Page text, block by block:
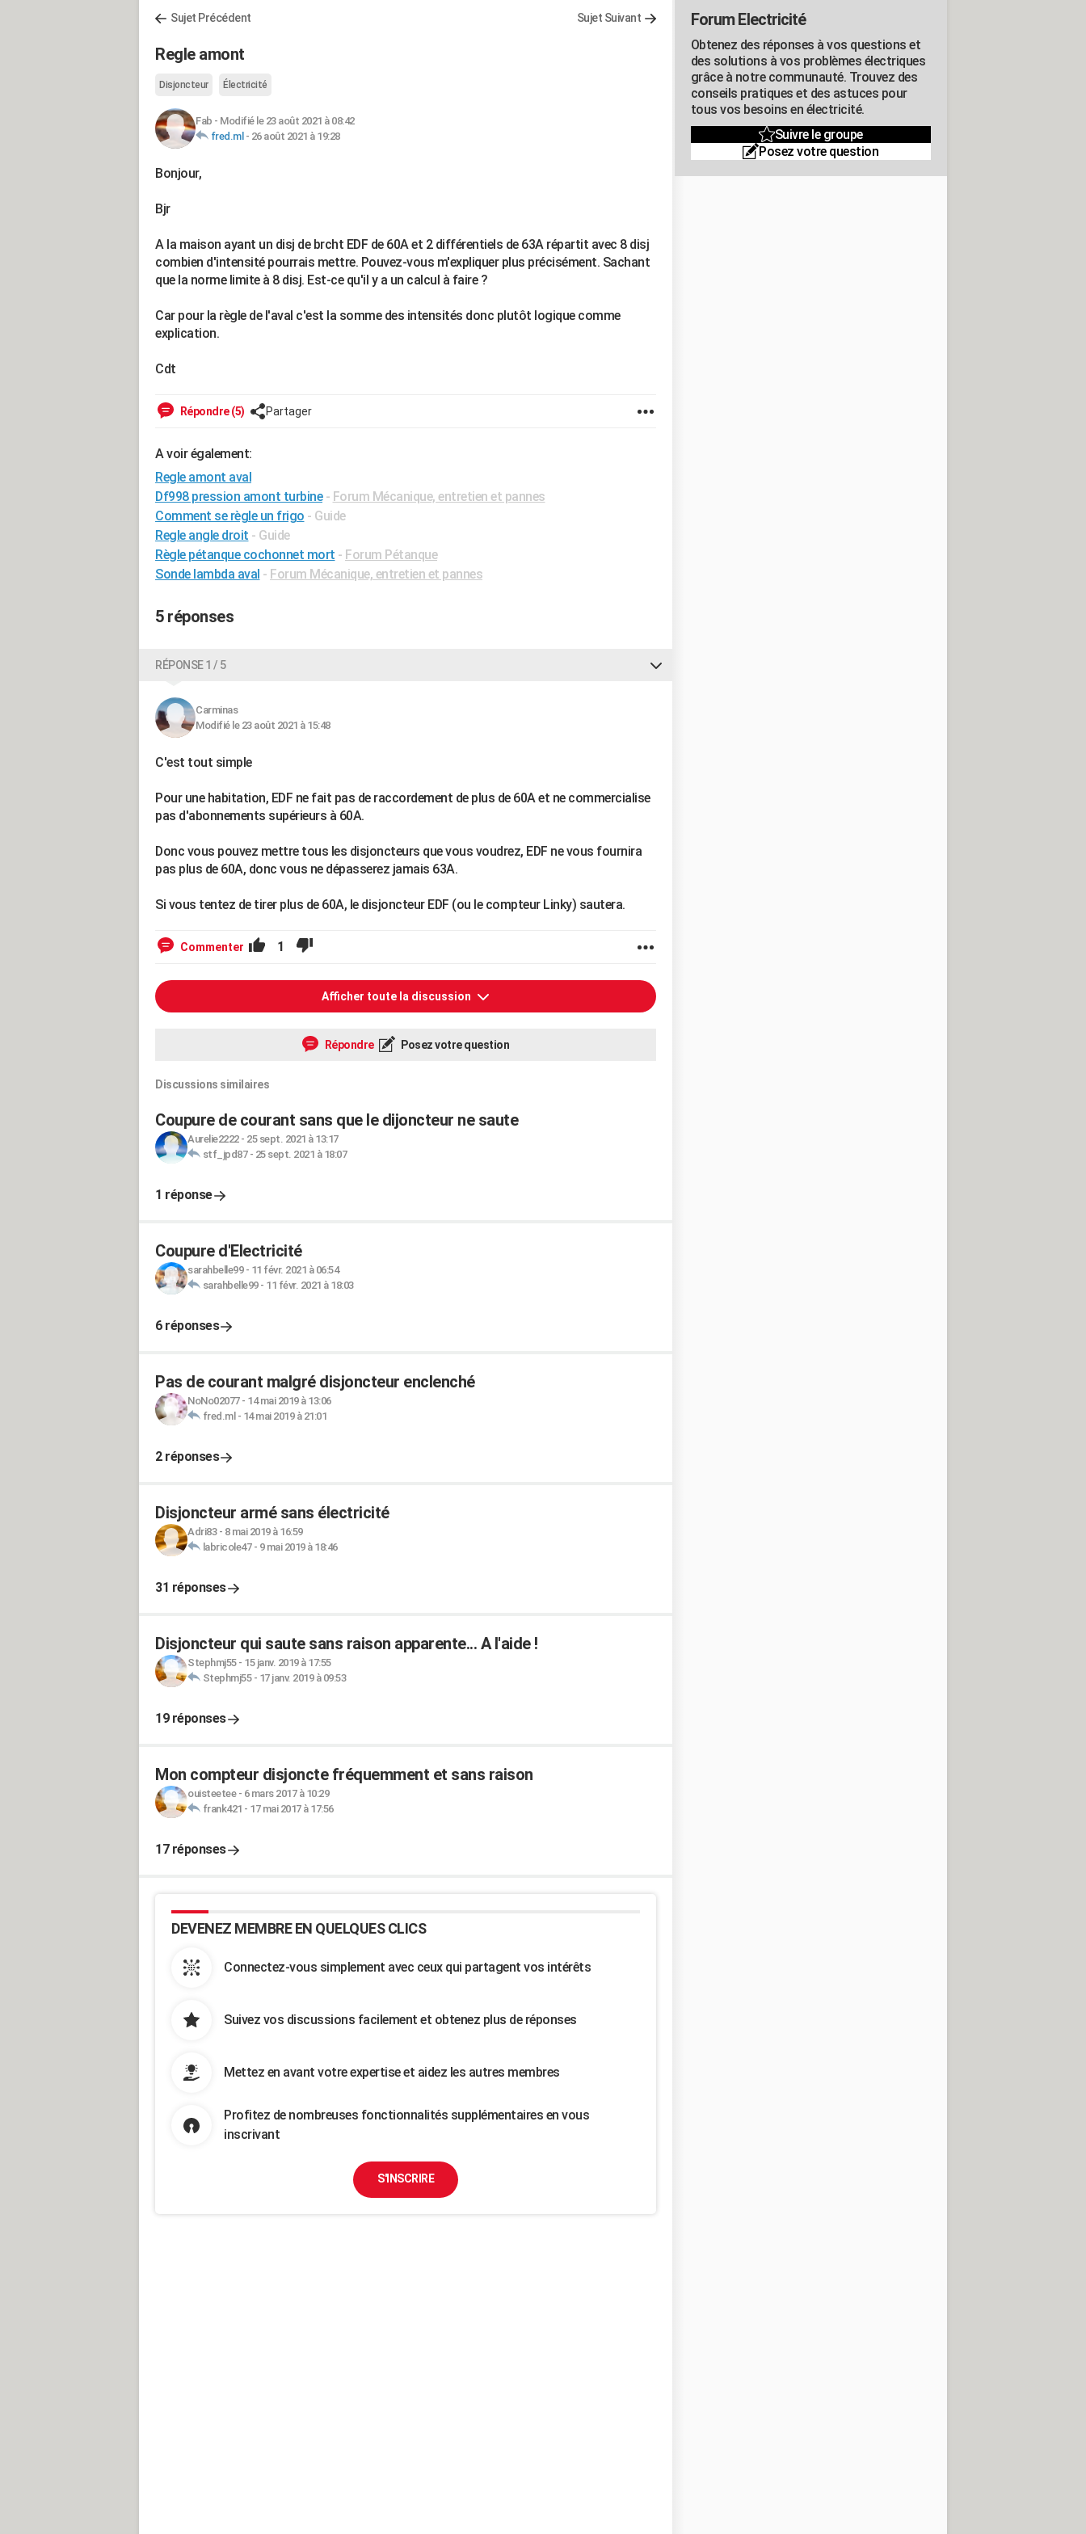
Sujet Précédent Sujet Suivant
Regle amont
Disjoncteur Électricité
Fab - Modifié le 23 août 2021 à 08:42
fred.ml - 26 août 2021 à 19:28
Bonjour,
Bjr
A la maison ayant un disj de brcht EDF de 60A et 2 différentiels de 63A répartit avec 8 disj
combien d'intensité pourrais mettre. Pouvez-vous m'expliquer plus précisément. Sachant
que la norme limite à 8 disj. Est-ce qu'il y a un calcul à faire ?
Car pour la règle de l'aval c'est la somme des intensités donc plutôt logique comme
explication.
Cdt
Répondre (5) Partager
A voir également:
Regle amont aval
Df998 pression amont turbine - Forum Mécanique, entretien et pannes
Comment se règle un frigo - Guide
Regle angle droit - Guide
Règle pétanque cochonnet mort - Forum Pétanque
Sonde lambda aval - Forum Mécanique, entretien et pannes
5 réponses
RÉPONSE 1 / 5
Carminas
Modifié le 23 août 2021 à 15:48
C'est tout simple
Pour une habitation, EDF ne fait pas de raccordement de plus de 60A et ne commercialise
pas d'abonnements supérieurs à 60A.
Donc vous pouvez mettre tous les disjoncteurs que vous voudrez, EDF ne vous fournira
pas plus de 60A, donc vous ne dépasserez jamais 63A.
Si vous tentez de tirer plus de 60A, le disjoncteur EDF (ou le compteur Linky) sautera.
Commenter 1
Afficher toute la discussion
Répondre Posez votre question
Discussions similaires
Coupure de courant sans que le dijoncteur ne saute
Aurelie2222- 25 sept. 2021 à 13:17
stf_jpd87- 25 sept. 2021 à 18:07
1 réponse
Coupure d'Electricité
sarahbelle99- 11 févr. 2021 à 06:54
sarahbelle99- 11 févr. 2021 à 18:03
6 réponses
Pas de courant malgré disjoncteur enclenché
NoNo02077- 14 mai 2019 à 13:06
fred.ml - 14 mai 2019 à 21:01
2 réponses
Disjoncteur armé sans électricité
Adri83- 8 mai 2019 à 16:59
labricole47- 9 mai 2019 à 18:46
31 réponses
Disjoncteur qui saute sans raison apparente... A l'aide !
Stephmj55- 15 janv. 2019 à 17:55
Stephmj55- 17 janv. 2019 à 09:53
19 réponses
Mon compteur disjoncte fréquemment et sans raison
ouisteetee- 6 mars 2017 à 10:29
frank421 - 17 mai 2017 à 17:56
17 réponses
DEVENEZ MEMBRE EN QUELQUES CLICS
Connectez-vous simplement avec ceux qui partagent vos intérêts
Suivez vos discussions facilement et obtenez plus de réponses
Mettez en avant votre expertise et aidez les autres membres
Profitez de nombreuses fonctionnalités supplémentaires en vous
inscrivant
S'INSCRIRE
Forum Electricité
Obtenez des réponses à vos questions et
des solutions à vos problèmes électriques
grâce à notre communauté. Trouvez des
conseils pratiques et des astuces pour
tous vos besoins en électricité.
Suivre le groupe
Posez votre question